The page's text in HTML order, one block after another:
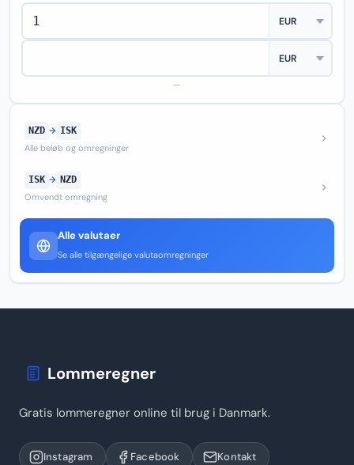
—
NZD → ISK
Alle beløb og omregninger
ISK → NZD
Omvendt omregning
Alle valutaer
Se alle tilgængelige valutaomregninger
Lommeregner
Gratis lommeregner online til brug i Danmark.
Instagram Facebook Kontakt